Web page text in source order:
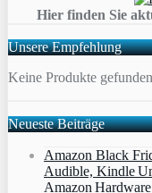
Hier finden Sie
Unsere Empfehlung
Keine Produkte
Neueste Beiträge
Amazon Black
Audible, Kindle
Amazon Hardware